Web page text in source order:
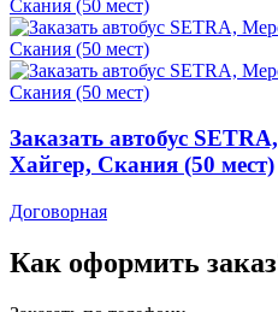
Заказать автобус
Хайгер, Скания (50 мест)
Договорная
Как оформить